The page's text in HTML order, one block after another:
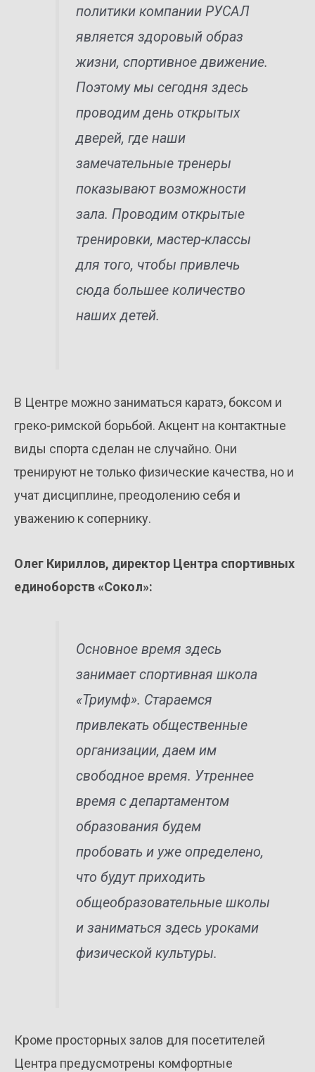
политики компании РУСАЛ
является здоровый образ
жизни, спортивное движение.
Поэтому мы сегодня здесь
проводим день открытых
дверей, где наши
замечательные тренеры
показывают возможности
зала. Проводим открытые
тренировки, мастер-классы
для того, чтобы привлечь
сюда большее количество
наших детей.
В Центре можно заниматься каратэ, боксом и
греко-римской борьбой. Акцент на контактные
виды спорта сделан не случайно. Они
тренируют не только физические качества, но и
учат дисциплине, преодолению себя и
уважению к сопернику.
Олег Кириллов, директор Центра спортивных
единоборств «Сокол»:
Основное время здесь
занимает спортивная школа
«Триумф». Стараемся
привлекать общественные
организации, даем им
свободное время. Утреннее
время с департаментом
образования будем
пробовать и уже определено,
что будут приходить
общеобразовательные школы
и заниматься здесь уроками
физической культуры.
Кроме просторных залов для посетителей
Центра предусмотрены комфортные